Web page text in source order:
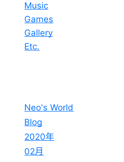
Music
Games
Gallery
Etc.
Neo's World
Blog
2020年
02月